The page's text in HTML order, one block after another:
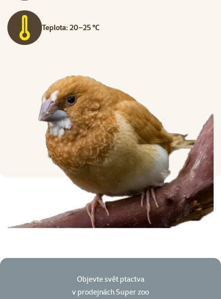
Teplota: 20–25 °C
Objevte svět ptactva
v prodejnách Super zoo